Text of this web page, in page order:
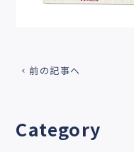
前の記事へ
Category